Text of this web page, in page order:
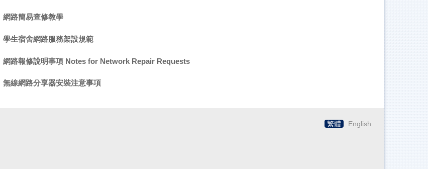
網路簡易查修教學
學生宿舍網路服務架設規範
網路報修說明事項 Notes for Network Repair Requests
無線網路分享器安裝注意事項
繁體 English